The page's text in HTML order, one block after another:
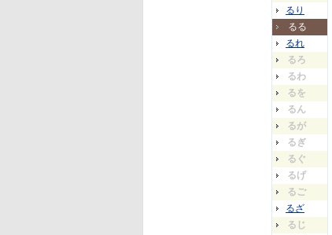
るり
るる
るれ
るろ
るわ
るを
るん
るが
るぎ
るぐ
るげ
るご
るざ
るじ